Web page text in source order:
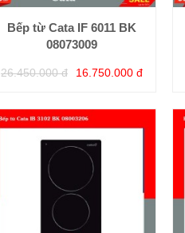
Bếp từ Cata IF 6011 BK
08073009
26.450.000 đ 16.750.000 đ